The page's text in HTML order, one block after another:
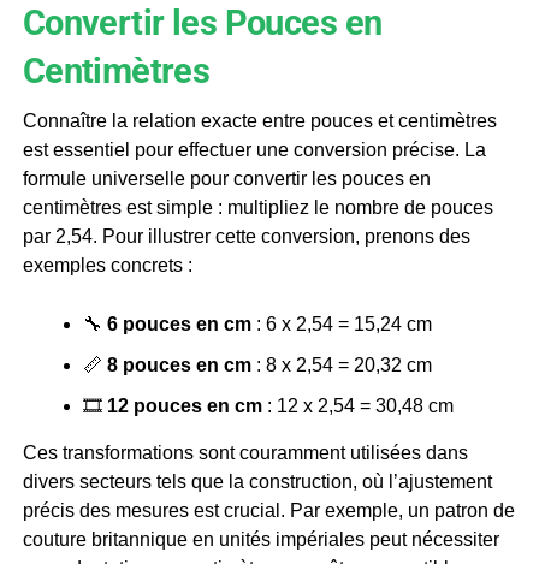
Convertir les Pouces en
Centimètres
Connaître la relation exacte entre pouces et centimètres
est essentiel pour effectuer une conversion précise. La
formule universelle pour convertir les pouces en
centimètres est simple : multipliez le nombre de pouces
par 2,54. Pour illustrer cette conversion, prenons des
exemples concrets :
🔧 6 pouces en cm: 6 x 2,54 = 15,24 cm
📏 8 pouces en cm: 8 x 2,54 = 20,32 cm
🎞️ 12 pouces en cm: 12 x 2,54 = 30,48 cm
Ces transformations sont couramment utilisées dans
divers secteurs tels que la construction, où l’ajustement
précis des mesures est crucial. Par exemple, un patron de
couture britannique en unités impériales peut nécessiter